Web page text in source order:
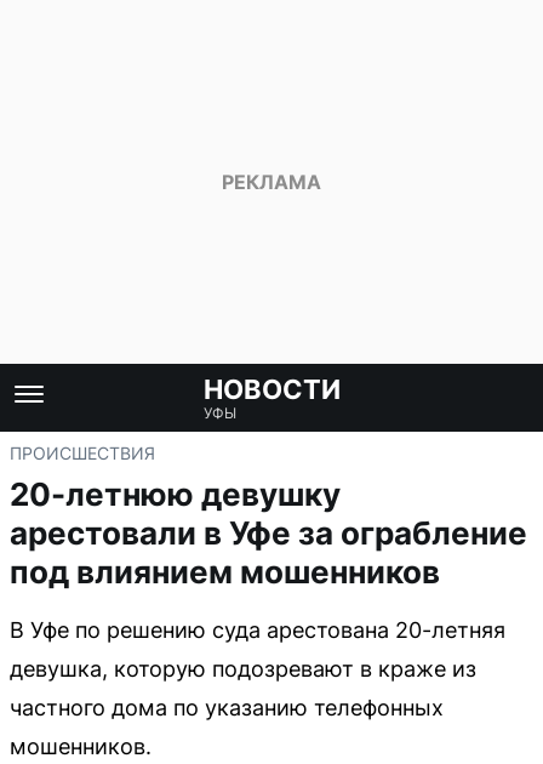
НОВОСТИ
УФЫ
ПРОИСШЕСТВИЯ
20-летнюю девушку
арестовали в Уфе за ограбление
под влиянием мошенников
В Уфе по решению суда арестована 20-летняя
девушка, которую подозревают в краже из
частного дома по указанию телефонных
мошенников.